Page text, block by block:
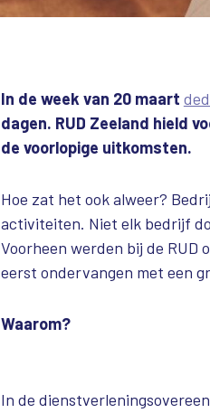
In de week van 20 maart
dagen. RUD Zeeland hield
de voorlopige uitkomsten.
Hoe zat het ook alweer?
activiteiten. Niet elk bedrijf
Voorheen werden bij de
eerst ondervangen met een
Waarom?
In de